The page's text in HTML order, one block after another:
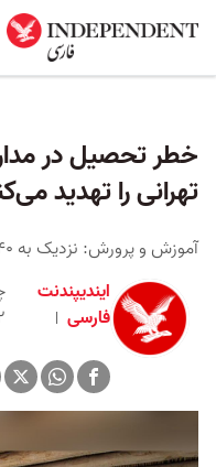
خطر تحصیل در
تهرانی را تهدید
آموزش‌ و پرورش: نزدیک به ۴۰ درصد مدارس شهر تهران فرسوده‌اند
ایندیپندنت
فارسی